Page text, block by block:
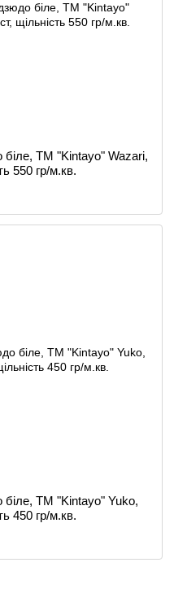
TM "Kintayo" Wazari,
550 гр/м.кв.
TM "Kintayo" Yuko,
450 гр/м.кв.